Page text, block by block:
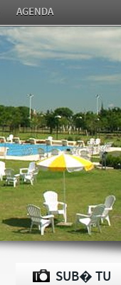
AGENDA
SUB� TU